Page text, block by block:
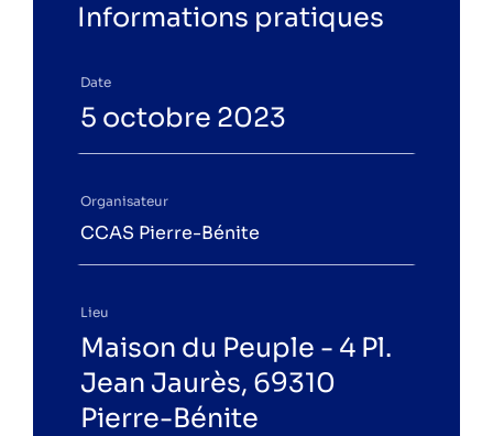
Public
Instagram
Informations pratiques
Date
5 octobre 2023
Organisateur
CCAS Pierre-Bénite
Lieu
Maison du Peuple - 4 Pl.
Jean Jaurès, 69310
Pierre-Bénite